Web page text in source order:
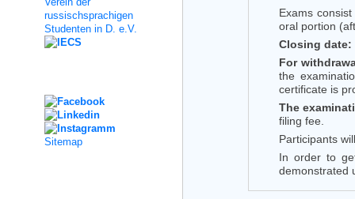
russischsprachigen
Studenten in D. e.V.
Sitemap
Exams
oral portion
Closing date:
For
the
certificate is
The
filing fee.
Participants
In order to
demonstrated